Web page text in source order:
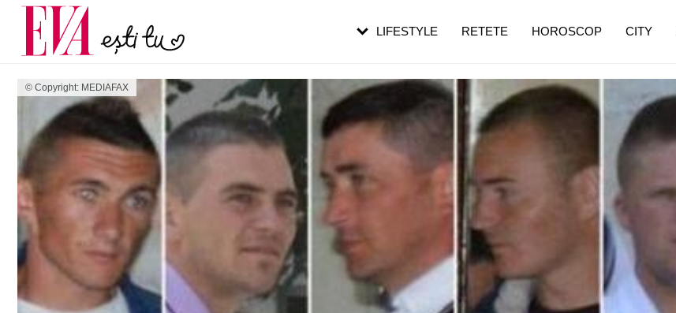
© Copyright: MEDIAFAX
LIFESTYLE RETETE HOROSCOP CITY
Carieră
Actualitate
pe măsură ce înaintezi în vârstă
de dureroasă este investigația